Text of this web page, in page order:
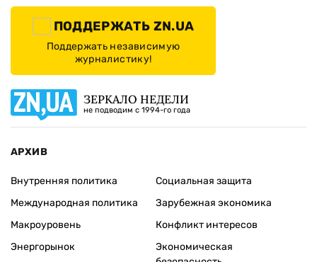
ПОДДЕРЖАТЬ ZN.UA
Поддержать независимую
журналистику!
ЗЕРКАЛО НЕДЕЛИ
не подводим с 1994-го года
АРХИВ
Внутренняя политика
Международная политика
Макроуровень
Энергорынок
Социальная защита
Зарубежная экономика
Конфликт интересов
Экономическая